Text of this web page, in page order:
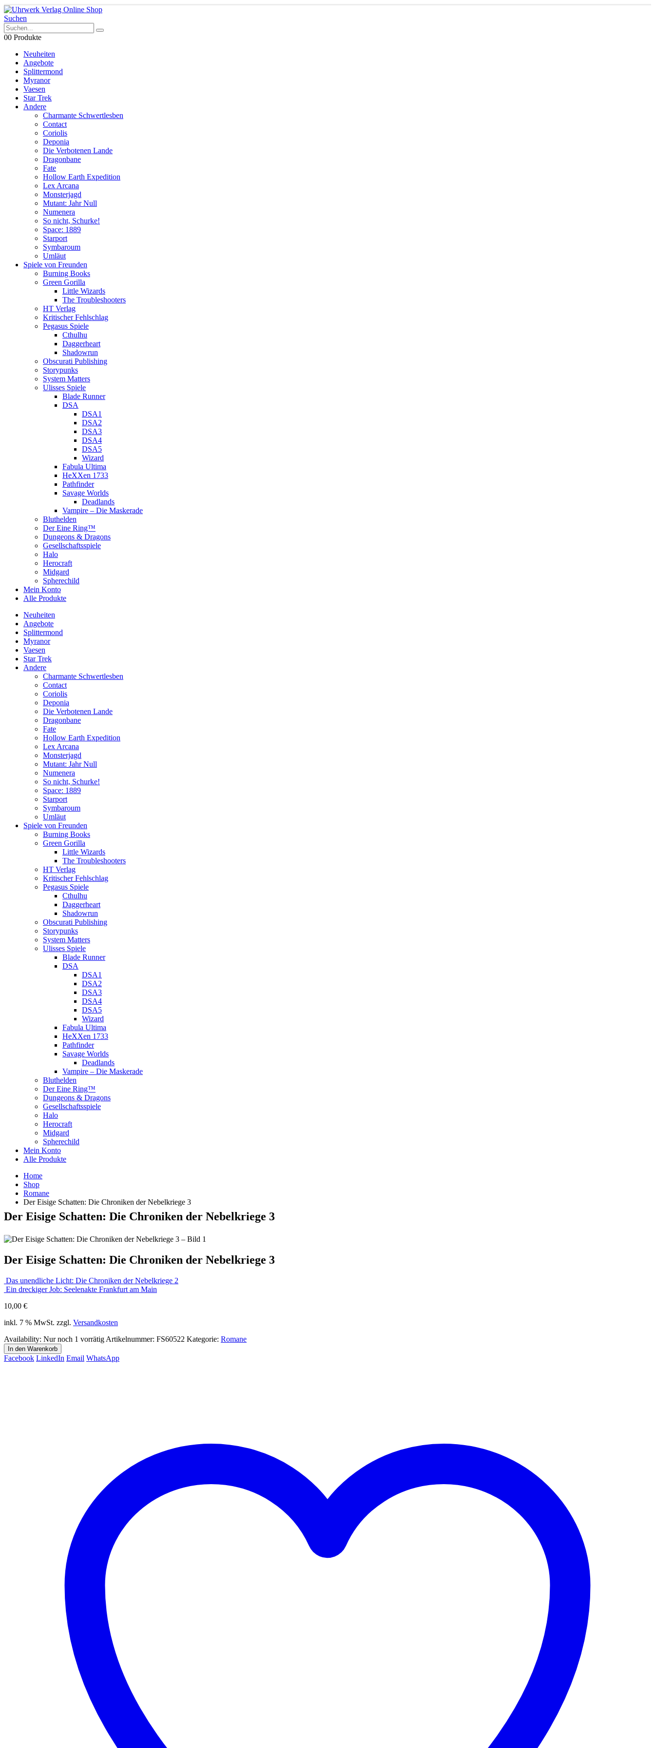
Suchen
00 Produkte
Neuheiten
Angebote
Splittermond
Myranor
Vaesen
Star Trek
Andere
Charmante Schwertlesben
Contact
Coriolis
Deponia
Die Verbotenen Lande
Dragonbane
Fate
Hollow Earth Expedition
Lex Arcana
Monsterjagd
Mutant: Jahr Null
Numenera
So nicht, Schurke!
Space: 1889
Starport
Symbaroum
Umläut
Spiele von Freunden
Burning Books
Green Gorilla
Little Wizards
The Troubleshooters
HT Verlag
Kritischer Fehlschlag
Pegasus Spiele
Cthulhu
Daggerheart
Shadowrun
Obscurati Publishing
Storypunks
System Matters
Ulisses Spiele
Blade Runner
DSA
DSA1
DSA2
DSA3
DSA4
DSA5
Wizard
Fabula Ultima
HeXXen 1733
Pathfinder
Savage Worlds
Deadlands
Vampire – Die Maskerade
Bluthelden
Der Eine Ring™
Dungeons & Dragons
Gesellschaftsspiele
Halo
Herocraft
Midgard
Spherechild
Mein Konto
Alle Produkte
Neuheiten
Angebote
Splittermond
Myranor
Vaesen
Star Trek
Andere
Charmante Schwertlesben
Contact
Coriolis
Deponia
Die Verbotenen Lande
Dragonbane
Fate
Hollow Earth Expedition
Lex Arcana
Monsterjagd
Mutant: Jahr Null
Numenera
So nicht, Schurke!
Space: 1889
Starport
Symbaroum
Umläut
Spiele von Freunden
Burning Books
Green Gorilla
Little Wizards
The Troubleshooters
HT Verlag
Kritischer Fehlschlag
Pegasus Spiele
Cthulhu
Daggerheart
Shadowrun
Obscurati Publishing
Storypunks
System Matters
Ulisses Spiele
Blade Runner
DSA
DSA1
DSA2
DSA3
DSA4
DSA5
Wizard
Fabula Ultima
HeXXen 1733
Pathfinder
Savage Worlds
Deadlands
Vampire – Die Maskerade
Bluthelden
Der Eine Ring™
Dungeons & Dragons
Gesellschaftsspiele
Halo
Herocraft
Midgard
Spherechild
Mein Konto
Alle Produkte
Home
Shop
Romane
Der Eisige Schatten: Die Chroniken der Nebelkriege 3
Der Eisige Schatten: Die Chroniken der Nebelkriege 3
Der Eisige Schatten: Die Chroniken der Nebelkriege 3
Das unendliche Licht: Die Chroniken der Nebelkriege 2
Ein dreckiger Job: Seelenakte Frankfurt am Main
10,00 €
inkl. 7 % MwSt. zzgl. Versandkosten
Availability: Nur noch 1 vorrätig Artikelnummer: FS60522 Kategorie: Romane
In den Warenkorb
Facebook LinkedIn Email WhatsApp